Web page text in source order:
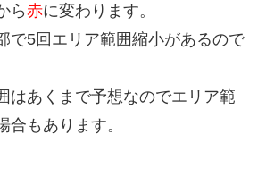
ら赤に変わります。
で5回エリア範囲縮小があるので
はあくまで予想なのでエリア範
合もあります。